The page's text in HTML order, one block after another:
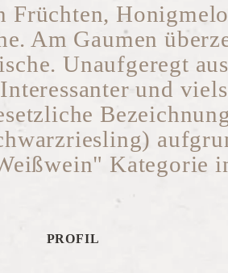
Früchten,
Am Gaumen
Unaufgeregt
und
Kategorie
PROFIL